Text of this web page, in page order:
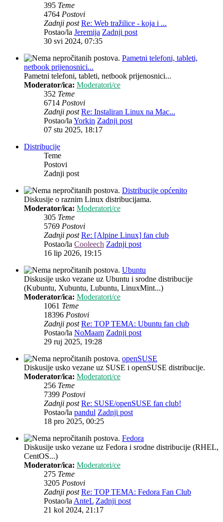
395 Teme
4764 Postovi
Zadnji post Re: Web tražilice - koja i ...
Postao/la Jeremija Zadnji post
30 svi 2024, 07:35
Pametni telefoni, tableti,
netbook prijenosnici...
Pametni telefoni, tableti, netbook prijenosnici...
Moderator/ica: Moderatori/ce
352 Teme
6714 Postovi
Zadnji post Re: Instaliran Linux na Mac...
Postao/laYorkin Zadnji post
07 stu 2025, 18:17
Distribucije
Teme
Postovi
Zadnji post
Distribucije općenito
Diskusije o raznim Linux distribucijama.
Moderator/ica: Moderatori/ce
305 Teme
5769 Postovi
Zadnji post Re: [Alpine Linux] fan club
Postao/la Cooleech Zadnji post
16 lip 2026, 19:15
Ubuntu
Diskusije usko vezane uz Ubuntu i srodne distribucije
(Kubuntu, Xubuntu, Lubuntu, LinuxMint...)
Moderator/ica: Moderatori/ce
1061 Teme
18396 Postovi
Zadnji post Re: TOP TEMA: Ubuntu fan club
Postao/la NoMaam Zadnji post
29 ruj 2025, 19:28
openSUSE
Diskusije usko vezane uz SUSE i openSUSE distribucije.
Moderator/ica: Moderatori/ce
256 Teme
7399 Postovi
Zadnji post Re: SUSE/openSUSE fan club!
Postao/la pandul Zadnji post
18 pro 2025, 00:25
Fedora
Diskusije usko vezane uz Fedora i srodne distribucije (RHEL,
CentOS...)
Moderator/ica: Moderatori/ce
275 Teme
3205 Postovi
Zadnji post Re: TOP TEMA: Fedora Fan Club
Postao/laAnteL Zadnji post
21 kol 2024, 21:17